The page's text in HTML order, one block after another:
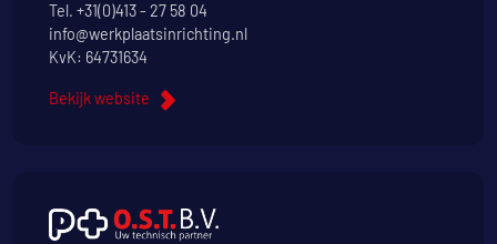
Tel. +31(0)413 - 27 58 04
info@werkplaatsinrichting.nl
KvK: 64731634
Bekijk website